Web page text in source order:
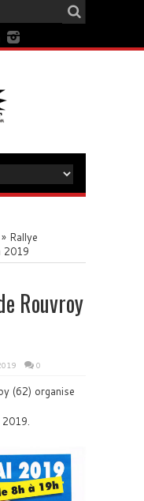
» Rallye
2019
Rouvroy
0
(62) organise
2019.